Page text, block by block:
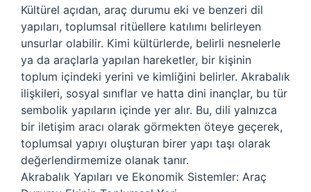
Kültürel açıdan, araç durumu eki ve benzeri dil
yapıları, toplumsal ritüellere katılımı belirleyen
unsurlar olabilir. Kimi kültürlerde, belirli nesnelerle
ya da araçlarla yapılan hareketler, bir kişinin
toplum içindeki yerini ve kimliğini belirler. Akrabalık
ilişkileri, sosyal sınıflar ve hatta dini inançlar, bu tür
sembolik yapıların içinde yer alır. Bu, dili yalnızca
bir iletişim aracı olarak görmekten öteye geçerek,
toplumsal yapıyı oluşturan birer yapı taşı olarak
değerlendirmemize olanak tanır.
Akrabalık Yapıları ve Ekonomik Sistemler: Araç